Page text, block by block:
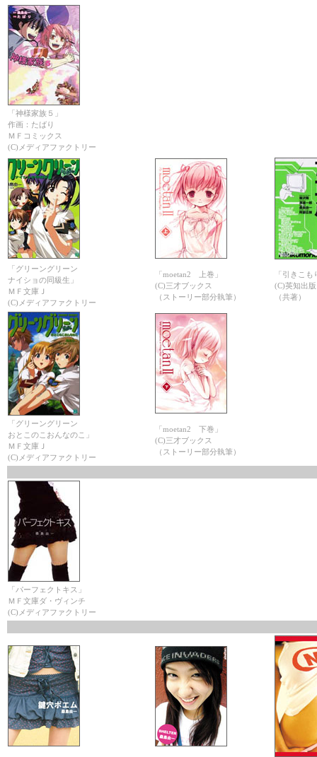
「神様家族５」
作画：たばり
ＭＦコミックス
(C)メディアファクトリー
「グリーングリーン
ナイショの同級生」
ＭＦ文庫Ｊ
(C)メディアファクトリー
「moetan2 上巻」
(C)三才ブックス
（ストーリー部分執筆）
「引きこ
(C)英知出版
（共著）
「グリーングリーン
おとこのこおんなのこ」
ＭＦ文庫Ｊ
(C)メディアファクトリー
「moetan2 下巻」
(C)三才ブックス
（ストーリー部分執筆）
「パーフェクトキス」
ＭＦ文庫ダ・ヴィンチ
(C)メディアファクトリー